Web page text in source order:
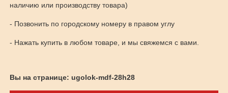
наличию или производству товара)
- Позвонить по городскому номеру в правом углу
- Нажать купить в любом товаре, и мы свяжемся с вами.
Вы на странице: ugolok-mdf-28h28